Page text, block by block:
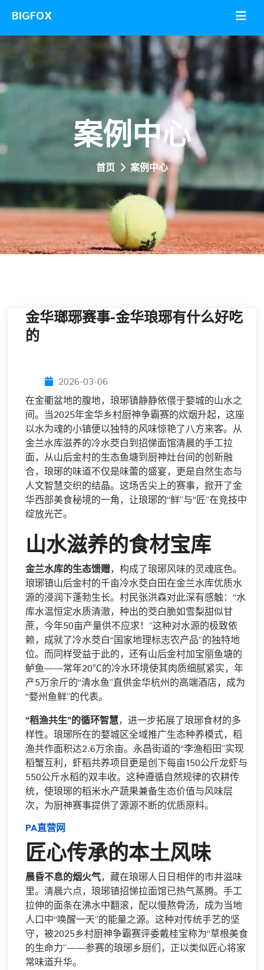
案例中心
首页 案例中心
金华瑯琊赛事-金华琅琊有什么好吃
的
2026-03-06
在金衢盆地的腹地，琅琊镇静静依偎于婺城的山水之
间。当2025年金华乡村厨神争霸赛的炊烟升起，这座
以水为魂的小镇便以独特的风味惊艳了八方来客。从
金兰水库滋养的冷水茭白到招悌面馆清晨的手工拉
面，从山后金村的生态鱼塘到厨神灶台间的创新融
合，琅琊的味道不仅是味蕾的盛宴，更是自然生态与
人文智慧交织的结晶。这场舌尖上的赛事，掀开了金
华西部美食秘境的一角，让琅琊的“鲜”与“匠”在竞技中
绽放光芒。
山水滋养的食材宝库
金兰水库的生态馈赠，构成了琅琊风味的灵魂底色。
琅琊镇山后金村的千亩冷水茭白田在金兰水库优质水
源的浸润下蓬勃生长。村民张洪森对此深有感触：“水
库水温恒定水质清澈，种出的茭白脆如雪梨甜似甘
蔗，今年50亩产量供不应求！”这种对水源的极致依
赖，成就了冷水茭白“国家地理标志农产品”的独特地
位。而同样受益于此的，还有山后金村加宝丽鱼塘的
鲈鱼——常年20℃的冷水环境使其肉质细腻紧实，年
产5万余斤的“清水鱼”直供金华杭州的高端酒店，成为
“婺州鱼鲜”的代表。
“稻渔共生”的循环智慧，进一步拓展了琅琊食材的多
样性。琅琊所在的婺城区全域推广生态种养模式，稻
渔共作面积达2.6万余亩。永昌街道的“李渔稻田”实现
稻蟹互利，虾稻共养项目更是创下每亩150公斤龙虾与
550公斤水稻的双丰收。这种遵循自然规律的农耕传
统，使琅琊的稻米水产蔬果兼备生态价值与风味层
次，为厨神赛事提供了源源不断的优质原料。
PA直营网
匠心传承的本土风味
晨昏不息的烟火气，藏在琅琊人日日相伴的市井滋味
里。清晨六点，琅琊镇招悌拉面馆已热气蒸腾。手工
拉伸的面条在沸水中翻滚，配以慢熬骨汤，成为当地
人口中“唤醒一天”的能量之源。这种对传统手艺的坚
守，被2025乡村厨神争霸赛评委戴桂宝称为“草根美食
的生命力”——参赛的琅琊乡厨们，正以类似匠心将家
常味道升华。